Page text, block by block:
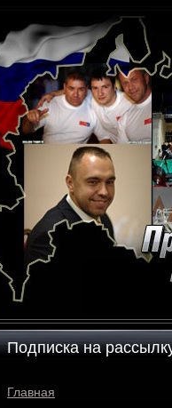
Подписка на
Главная